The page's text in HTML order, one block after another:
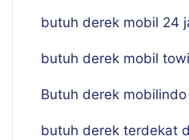
butuh derek mobil 24
butuh derek mobil
Butuh derek
butuh derek terdekat